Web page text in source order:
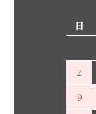
日
2
9